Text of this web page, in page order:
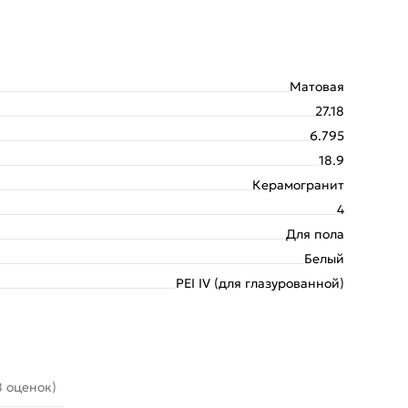
Матовая
27.18
6.795
18.9
Керамогранит
4
Для пола
Белый
PEI IV (для глазурованной)
оценок)